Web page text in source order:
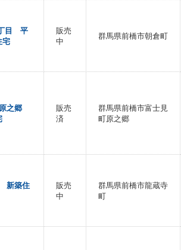
目 平
宅
販売
中
群馬県前橋市朝倉町
之郷
販売
済
群馬県前橋市富士見
町原之郷
新築住
販売
中
群馬県前橋市龍蔵寺
町